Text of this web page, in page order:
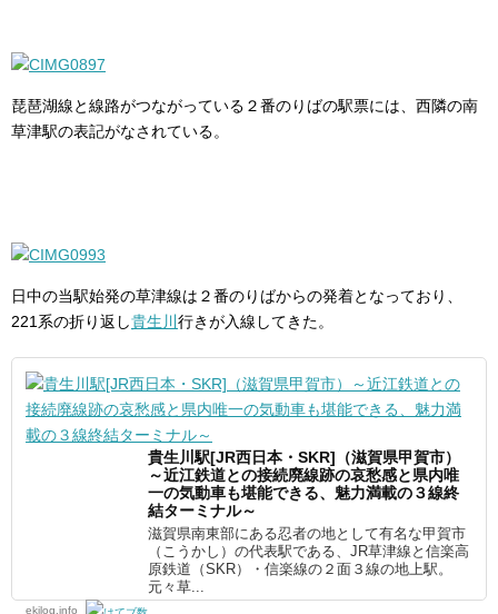
琵琶湖線と線路がつながっている２番のりばの駅票には、西隣の南
草津駅の表記がなされている。
日中の当駅始発の草津線は２番のりばからの発着となっており、
221系の折り返し貴生川行きが入線してきた。
貴生川駅[JR西日本・SKR]（滋賀県甲賀市）
～近江鉄道との接続廃線跡の哀愁感と県内唯
一の気動車も堪能できる、魅力満載の３線終
結ターミナル～
滋賀県南東部にある忍者の地として有名な甲賀市
（こうかし）の代表駅である、JR草津線と信楽高
原鉄道（SKR）・信楽線の２面３線の地上駅。
元々草...
ekilog.info